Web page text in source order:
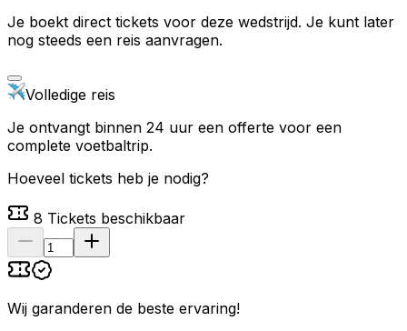
Je boekt direct tickets voor deze wedstrijd. Je kunt later
nog steeds een reis aanvragen.
Volledige reis
Je ontvangt binnen 24 uur een offerte voor een
complete voetbaltrip.
Hoeveel tickets heb je nodig?
8 Tickets beschikbaar
Wij garanderen de beste ervaring!